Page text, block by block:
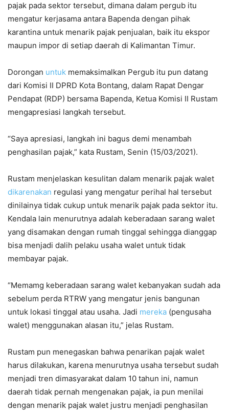
pajak pada sektor tersebut, dimana dalam pergub itu
mengatur kerjasama antara Bapenda dengan pihak
karantina untuk menarik pajak penjualan, baik itu ekspor
maupun impor di setiap daerah di Kalimantan Timur.
Dorongan untuk memaksimalkan Pergub itu pun datang
dari Komisi II DPRD Kota Bontang, dalam Rapat Dengar
Pendapat (RDP) bersama Bapenda, Ketua Komisi II Rustam
mengapresiasi langkah tersebut.
“Saya apresiasi, langkah ini bagus demi menambah
penghasilan pajak,” kata Rustam, Senin (15/03/2021).
Rustam menjelaskan kesulitan dalam menarik pajak walet
dikarenakan regulasi yang mengatur perihal hal tersebut
dinilainya tidak cukup untuk menarik pajak pada sektor itu.
Kendala lain menurutnya adalah keberadaan sarang walet
yang disamakan dengan rumah tinggal sehingga dianggap
bisa menjadi dalih pelaku usaha walet untuk tidak
membayar pajak.
“Memamg keberadaan sarang walet kebanyakan sudah ada
sebelum perda RTRW yang mengatur jenis bangunan
untuk lokasi tinggal atau usaha. Jadi mereka (pengusaha
walet) menggunakan alasan itu,” jelas Rustam.
Rustam pun menegaskan bahwa penarikan pajak walet
harus dilakukan, karena menurutnya usaha tersebut sudah
menjadi tren dimasyarakat dalam 10 tahun ini, namun
daerah tidak pernah mengenakan pajak, ia pun menilai
dengan menarik pajak walet justru menjadi penghasilan